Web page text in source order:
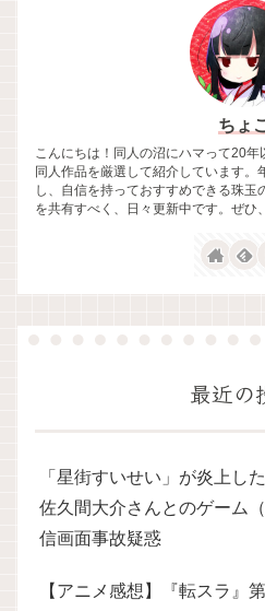
ちょこ
こんにちは！同人の沼にハマって20
同人作品を厳選して紹介しています。
し、自信を持っておすすめできる珠
を共有すべく、日々更新中です。ぜひ
最近の
「星街すいせい」が炎上し
佐久間大介さんとのゲーム
信画面事故疑惑
【アニメ感想】『転スラ』